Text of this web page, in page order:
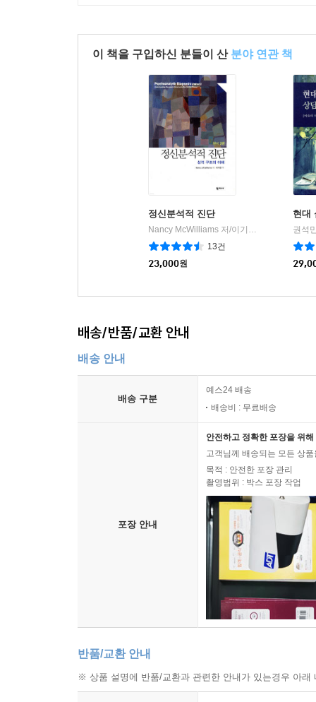
제3장 연구방법
2) 표집과 표집방법
3) 연구대상 작성 방법
2) 타당도와 신뢰도
3) 측정도구 작성 방법
3. 자료 처리 작성
4. 연구방법 작성 후 점검 사항
1. 결과 작성
2. 결과 작성의 실제
1) 구조방정식으로 매개분석 작성하기
2) 위계적 회귀분석으로 매개분석 작성하기
3. 결과 작성 후 점검 사항
1. 연구 결과에 대한 설명 및 해석 작성
1) 상관분석 결과에 관한 논의
2) 매개효과 결과에 관한 논의
3. 연구의 의의 작성
2. 제언 작성
1) 연구의 제한점
2) 후속연구를 위한 제언
이 책을 구입하신 분들이 산 분야 연관 책
정신분석적 진단
Nancy McWilliams 저/이기련 공역
학지사
13건
23,000원
현대
권석
배송/반품/교환 안내
배송 안내
배송 구분
예스24 배송
배송비 : 무료배송
포장 안내
안전하고 정확한 포장을 위
고객님께 배송되는 모든 상
목적 : 안전한 포장 관리
촬영범위 : 박스 포장 작업
반품/교환 안내
※ 상품 설명에 반품/교환과 관련한 안내가 있는경우 아